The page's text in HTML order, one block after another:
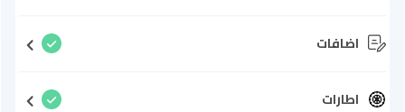
اضافات
اطارات